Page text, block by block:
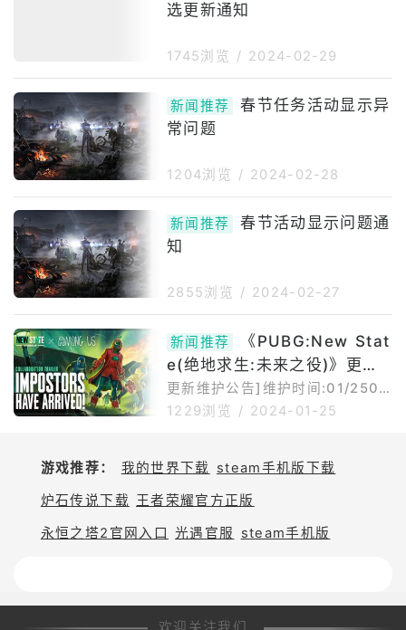
选更新通知
1745浏览 / 2024-02-29
新闻推荐
春节任务活动显示异
常问题
1204浏览 / 2024-02-28
新闻推荐
春节活动显示问题通
知
2855浏览 / 2024-02-27
新闻推荐
《PUBG:New Stat
e(绝地求生:未来之役)》更新
公告
更新维护公告]维护时间:01/250
8:0015:00(北京时间)维护说明维
本公告进行通知.维护时间可能会
1229浏览 / 2024-01-25
游戏推荐： 我的世界下载 steam手机版下载
炉石传说下载 王者荣耀官方正版
永恒之塔2官网入口 光遇官服 steam手机版